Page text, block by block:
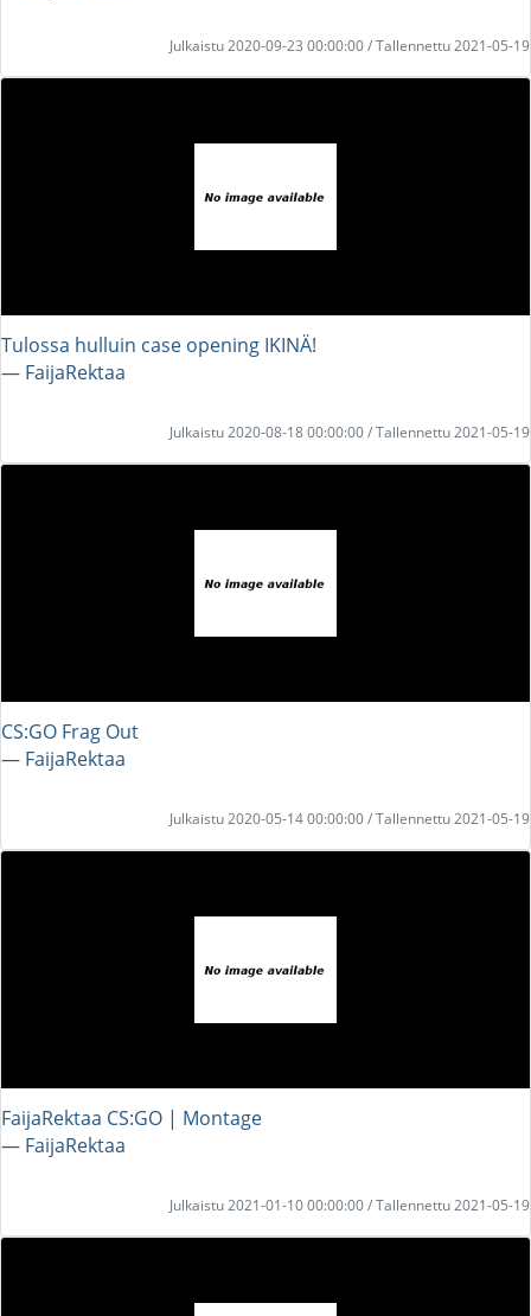
Julkaistu 2020-09-23 00:00:00 / Tallennettu 2021-05-19
Tulossa hulluin case opening IKINÄ!
― FaijaRektaa
Julkaistu 2020-08-18 00:00:00 / Tallennettu 2021-05-19
CS:GO Frag Out
― FaijaRektaa
Julkaistu 2020-05-14 00:00:00 / Tallennettu 2021-05-19
FaijaRektaa CS:GO | Montage
― FaijaRektaa
Julkaistu 2021-01-10 00:00:00 / Tallennettu 2021-05-19